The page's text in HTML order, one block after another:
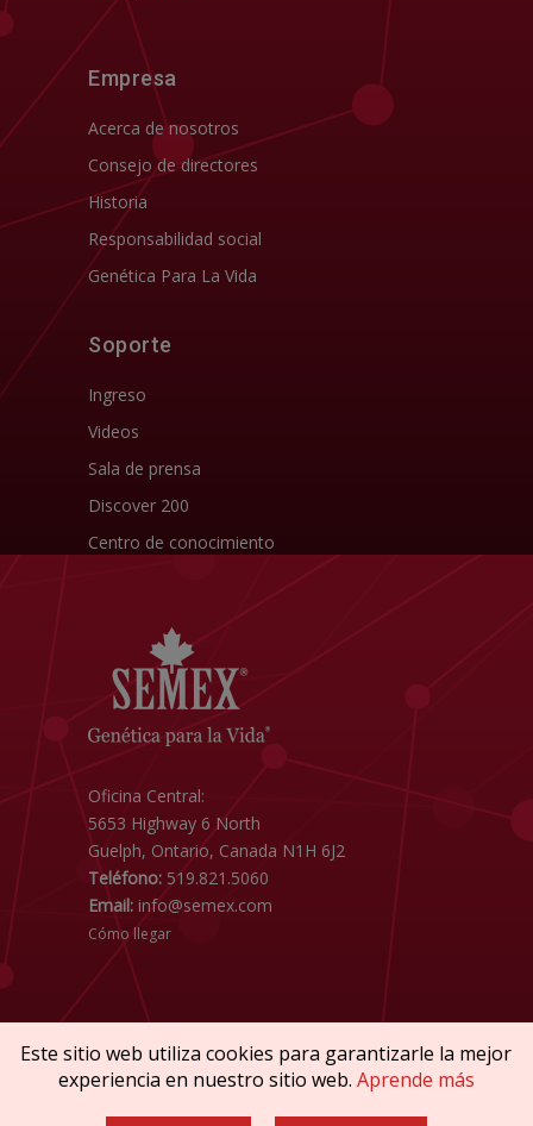
Empresa
Acerca de nosotros
Consejo de directores
Historia
Responsabilidad social
Genética Para La Vida
Soporte
Ingreso
Videos
Sala de prensa
Discover 200
Centro de conocimiento
Oficina Central:
5653 Highway 6 North
Guelph, Ontario, Canada N1H 6J2
Teléfono: 519.821.5060
Email: info@semex.com
Cómo llegar
Copyright © 2026 SEMEX. Todos los derechos
Este sitio web utiliza cookies para garantizarle la mejor
experiencia en nuestro sitio web. Aprende más